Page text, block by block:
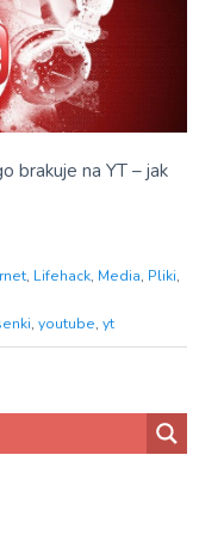
brakuje na YT – jak
, Lifehack, Media, Pliki,
, youtube, yt